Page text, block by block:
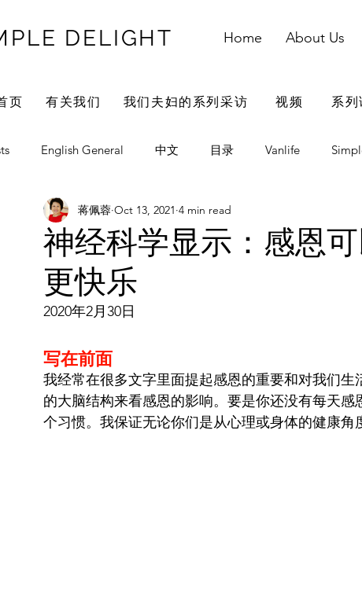
DELIGHT Home About Us
页 有关我们 我们夫妇的系列采访 视频 系列
English General 中文 目录 Vanlife
Marriage/Family ReiCay Wedding
教育
人生教练 空巢生活 鸡汤 我们的采访
神经科学显示：感恩
更快乐
蒋佩蓉 Oct 13, 2021 4 min read
2020年2月30日
写在前面
我经常在很多文字里面提起感恩的重要和对我们
的大脑结构来看感恩的影响。要是你还没有每天
个习惯。我保证无论你们是从心理或身体的健康角